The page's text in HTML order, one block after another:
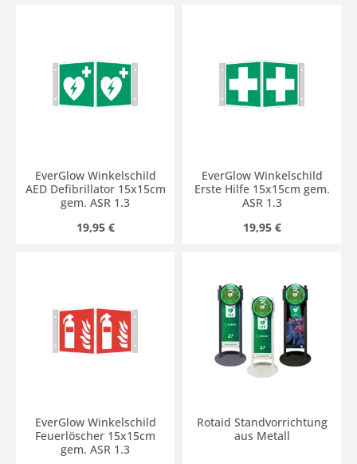
EverGlow Winkelschild
AED Defibrillator 15x15cm
gem. ASR 1.3
Regulärer Preis:
19,95 €
EverGlow Winkelschild
Erste Hilfe 15x15cm gem.
ASR 1.3
Regulärer Preis:
19,95 €
EverGlow Winkelschild
Feuerlöscher 15x15cm
gem. ASR 1.3
Rotaid Standvorrichtung
aus Metall